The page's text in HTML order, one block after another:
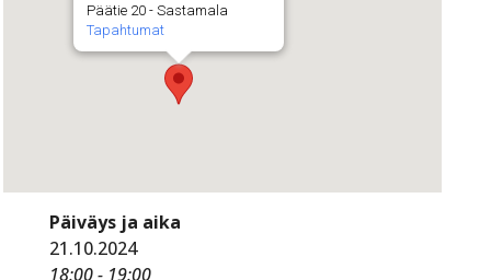
Päätie 20 - Sastamala
Tapahtumat
Päiväys ja aika
21.10.2024
18:00 - 19:00